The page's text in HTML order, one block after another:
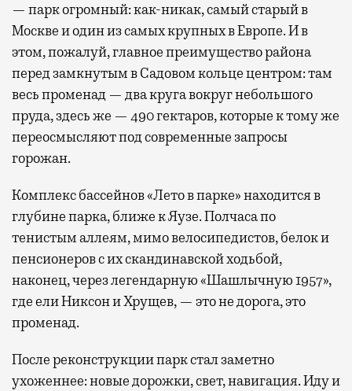
— парк огромный: как-никак, самый старый в
Москве и один из самых крупных в Европе. И в
этом, пожалуй, главное преимущество района
перед замкнутым в Садовом кольце центром: там
весь променад — два круга вокруг небольшого
пруда, здесь же — 490 гектаров, которые к тому же
переосмысляют под современные запросы
горожан.
Комплекс бассейнов «Лето в парке» находится в
глубине парка, ближе к Яузе. Полчаса по
тенистым аллеям, мимо велосипедистов, белок и
пенсионеров с их скандинавской ходьбой,
наконец, через легендарную «Шашлычную 1957»,
где ели Никсон и Хрущев, — это не дорога, это
променад.
После реконструкции парк стал заметно
ухоженнее: новые дорожки, свет, навигация. Иду и